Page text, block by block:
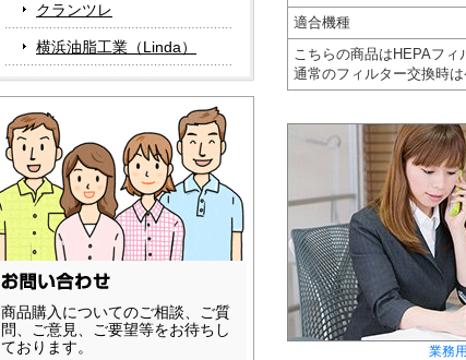
クランツレ
横浜油脂工業（Linda）
商品購入についてのご相談、ご質
問、ご意見、ご要望等をお待ちし
ております。
適合機種
こちらの商品はHEPAフィ
通常のフィルター交換時
業務